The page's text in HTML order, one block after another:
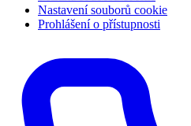
Nastavení souborů cookie
Prohlášení o přístupnosti